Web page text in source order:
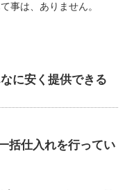
事は、ありません。
に安く提供できる
括仕入れを行ってい